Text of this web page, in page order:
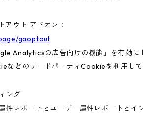
ウト アドオン：
gaoptout
Analyticsの広告向けの機能」を有効に
などのサードパーティCookieを利用して
ング
レポートとユーザー属性レポートとイ